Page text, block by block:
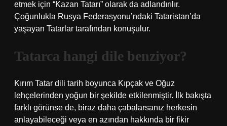
etmek için “Kazan Tatarı” olarak da adlandırılır.
Çoğunlukla Rusya Federasyonu’ndaki Tataristan’da
yaşayan Tatarlar tarafından konuşulur.
Tatarca hangi dile benziyor?
Kırım Tatar dili tarih boyunca Kıpçak ve Oğuz
lehçelerinden yoğun bir şekilde etkilenmiştir. İlk bakışta
farklı görünse de, biraz daha çabalarsanız herkesin
anlayabileceği veya en azından hakkında bir fikir